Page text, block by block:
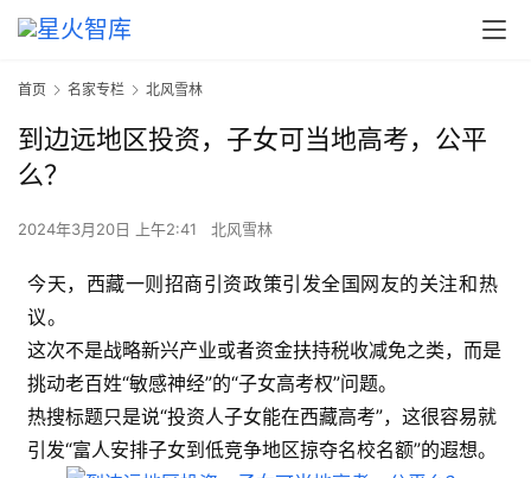
首页 名家专栏 北风雪林
到边远地区投资，子女可当地高考，公平
么？
2024年3月20日 上午2:41 北风雪林
今天，西藏一则招商引资政策引发全国网友的关注和热
议。
这次不是战略新兴产业或者资金扶持税收减免之类，而是
挑动老百姓“敏感神经”的“子女高考权”问题。
热搜标题只是说“投资人子女能在西藏高考”，这很容易就
引发“富人安排子女到低竞争地区掠夺名校名额”的遐想。